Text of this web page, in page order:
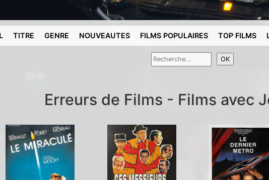
TITRE GENRE NOUVEAUTES FILMS POPULAIRES TOP FILMS
Erreurs de Films - Films avec